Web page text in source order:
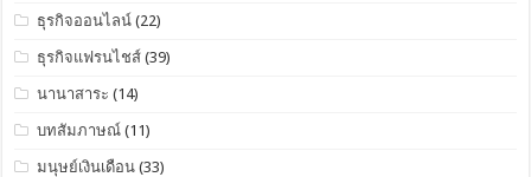
ธุรกิจออนไลน์ (22)
ธุรกิจแฟรนไชส์ (39)
นานาสาระ (14)
บทสัมภาษณ์ (11)
มนุษย์เงินเดือน (33)